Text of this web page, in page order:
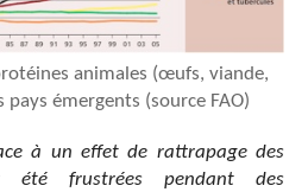
animales (œufs, viande,
pays émergents (source FAO)
à un effet de rattrapage des
été frustrées pendant des